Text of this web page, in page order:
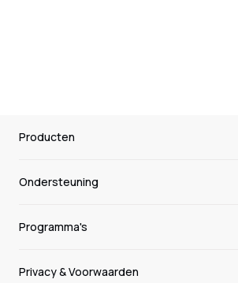
Producten
Ondersteuning
Programma's
Privacy & Voorwaarden